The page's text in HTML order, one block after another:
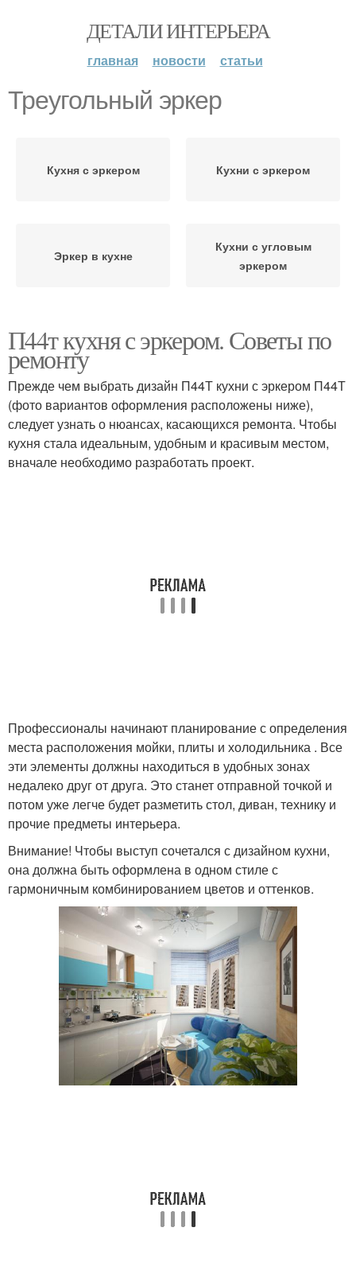
ДЕТАЛИ ИНТЕРЬЕРА
главная новости статьи
Треугольный эркер
Кухня с эркером Кухни с эркером
Эркер в кухне
Кухни с угловым
эркером
П44т кухня с эркером. Советы по
ремонту
Прежде чем выбрать дизайн П44Т кухни с эркером П44Т
(фото вариантов оформления расположены ниже),
следует узнать о нюансах, касающихся ремонта. Чтобы
кухня стала идеальным, удобным и красивым местом,
вначале необходимо разработать проект.
Профессионалы начинают планирование с определения
места расположения мойки, плиты и холодильника . Все
эти элементы должны находиться в удобных зонах
недалеко друг от друга. Это станет отправной точкой и
потом уже легче будет разметить стол, диван, технику и
прочие предметы интерьера.
Внимание! Чтобы выступ сочетался с дизайном кухни,
она должна быть оформлена в одном стиле с
гармоничным комбинированием цветов и оттенков.